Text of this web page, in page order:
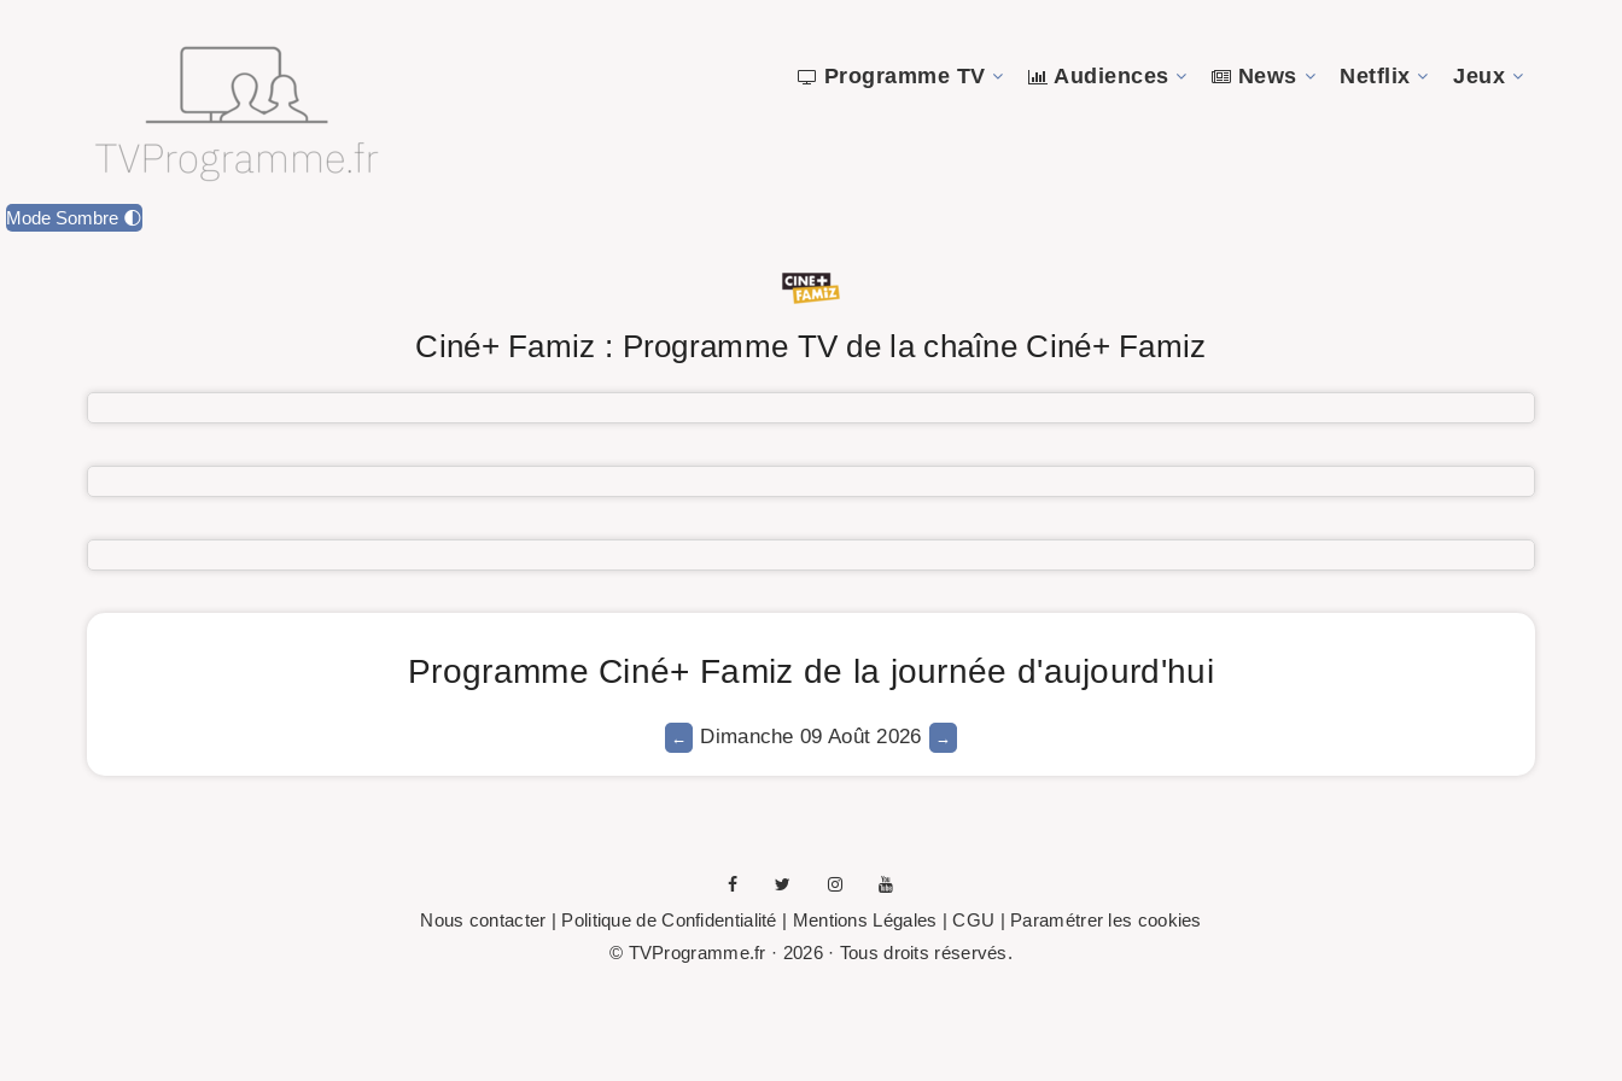
Programme TV Audiences News Netflix Jeux
Mode Sombre 🌓
Ciné+ Famiz : Programme TV de la chaîne Ciné+ Famiz
Programme Ciné+ Famiz de la journée d'aujourd'hui
Dimanche 09 Août 2026
Nous contacter | Politique de Confidentialité | Mentions Légales | CGU | Paramétrer les cookies
© TVProgramme.fr · 2026 · Tous droits réservés.